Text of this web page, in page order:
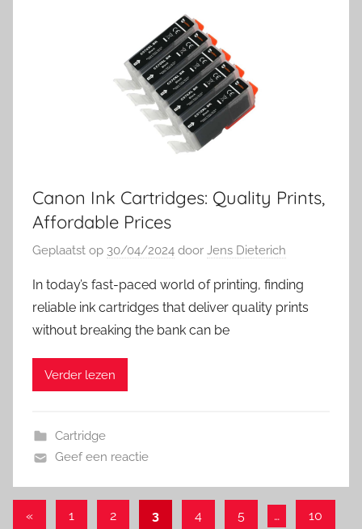
Canon Ink Cartridges: Quality Prints,
Affordable Prices
Geplaatst op 30/04/2024 door Jens Dieterich
In today’s fast-paced world of printing, finding
reliable ink cartridges that deliver quality prints
without breaking the bank can be
Verder lezen
Cartridge
Geef een reactie
Berichten
«Vorige1 2 3 4 5 … 10